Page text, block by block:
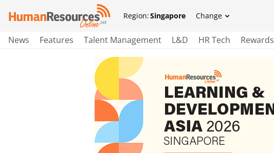
Region:Singapore Change
News Features Talent Management L&D HR Tech Rewards